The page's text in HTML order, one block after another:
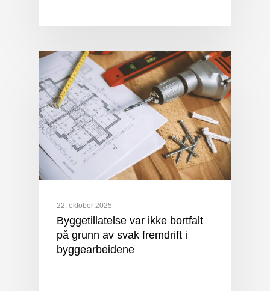
22. oktober 2025
Byggetillatelse var ikke bortfalt
på grunn av svak fremdrift i
byggearbeidene